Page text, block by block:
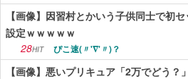
【画像】因習村とかいう子供同士で初
設定ｗｗｗｗｗ
28HIT ぴこ速(〃'∇'〃)？
【画像】悪いプリキュア「2万でどう？」